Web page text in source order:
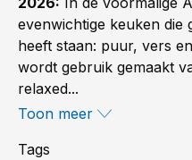
evenwichtige keuken die
heeft staan: puur, vers
wordt gebruik gemaakt
relaxed...
Toon meer
Tags